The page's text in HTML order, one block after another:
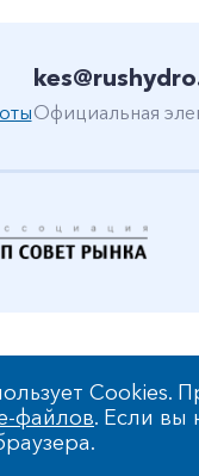
Официальная
Cookies.
файлов. Если вы